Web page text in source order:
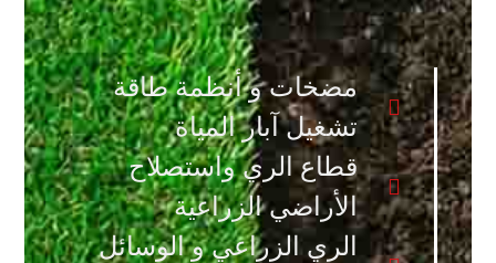
مضخات و أنظمة طاقة
تشغيل آبار المياة
قطاع الري واستصلاح
الأراضي الزراعية
الري الزراعي و الوسائل